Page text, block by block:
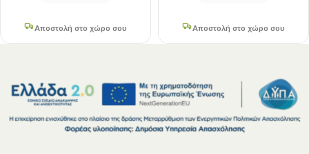
Αποστολή στο χώρο σου Αποστολή στο χώρο σου